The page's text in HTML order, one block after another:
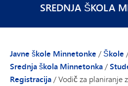
SREDNJA ŠKOLA
Javne škole Minnetonke / Škole
Srednja škola Minnetonka/
Registracija/Vodič za planiranje